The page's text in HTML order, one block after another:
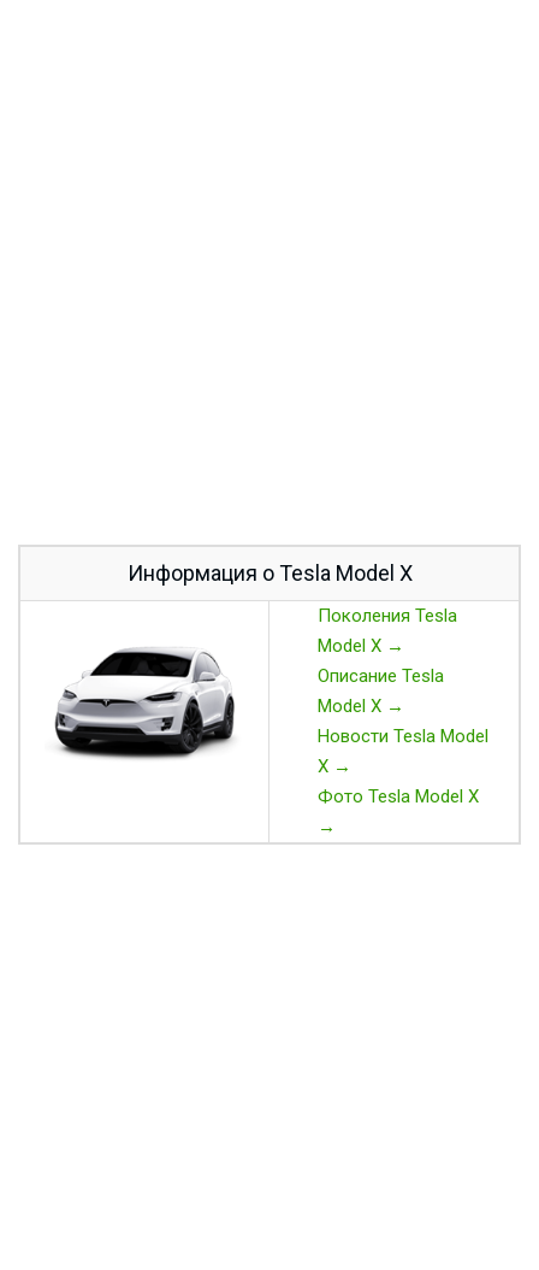
Информация о Tesla Model X
Поколения Tesla
Model X →
Описание Tesla
Model X →
Новости Tesla Model
X →
Фото Tesla Model X
→